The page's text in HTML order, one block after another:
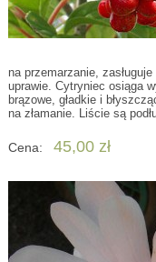
na przemarzanie,
uprawie. Cytryniec osiąga
brązowe, gładkie i
na złamanie. Liście są
Cena: 45,00 zł